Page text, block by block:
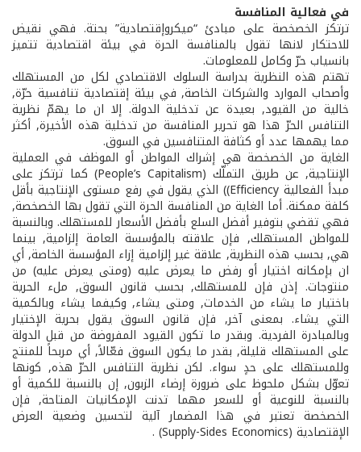
في فعالية المنافسة
ترتكز الخصخصة على مبادئ “ميكروإقتصادية” بحتة. فهي نقيض
للاحتكار لانها تقول بالمنافسة الحرة في بيئة اقتصادية تتميز
بانسياب حرّ وكامل للمعلومات.
تهتم هذه النظرية بدراسة السلوك الاقتصادي لكل من المستهلك
وأصحاب الموارد والشركات الخاصة, في بيئة إقتصادية تنافسية حرّة,
خالية من القيود, بعيدة عن تدخلية الدولة. إلا ان ما يهمّ نظرية
التنافس الحرّ هذا هو تحرير المنافسة من تدخلية هذه الأخيرة, أكثر
مما يهمها عدد أو كثافة المتنافسين في السوق.
الغاية من الخصخصة هي إشراك المواطن أو الموظف في العملية
الإنتاجية, عن طريق التملّك (People’s Capitalism) كما ترتكز على
مبدأ الفعالية Efficiency)) الذي يقول في رفع مستوى الإنتاجية بأقل
كلفة ممكنة. أما الغاية من المنافسة الحرة التي تقول بها الخصخصة,
فهي تقضي بتوفير أفضل السلع بأفضل الأسعار للمستهلك. وبالنسبة
للمواطن ­المستهلك, فإن علاقته بالمؤسسة العامة إلزامية, بينما
هي, بحسب هذه النظرية, علاقة غير إلزامية إزاء المؤسسة الخاصة, أي
ان بإمكانه اختيار أو رفض ما يعرض عليه (ومتى يعرض عليه) من
منتوجات. إذن فإن للمستهلك, بحسب قانون السوق, ملء الحرية
باختيار ما يشاء من الخدمات, ومتى يشاء, وكيفما يشاء وبالكمية
التي يشاء. بمعنى آخر, فإن قانون السوق يقول بحرية الإختيار
وبالمبادرة الفردية. وبقدر ما تكون القيود المفروضة من قبل الدولة
على المستهلك قليلة, بقدر ما يكون السوق فعّالاً, أي مربحاً للمنتج
وللمستهلك على حدٍ سواء. لكن نظرية التنافس الحرّ هذه, كونها
تعوّل بشكل ملحوظ على ضرورة إرضاء الزبون, إن بالنسبة للكمية أو
بالنسبة للنوعية أو للسعر مهما تدنت الإمكانيات المتاحة, فإن
الخصخصة تعتبر في هذا المضمار آلية لتحسين وضعية العرض
الإقتصادية (Supply-Sides Economics) .